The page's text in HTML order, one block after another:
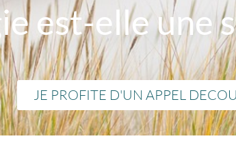
est-elle une
JE PROFITE D'UN APPEL